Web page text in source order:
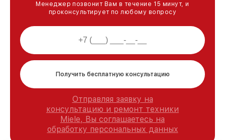
Менеджер позвонит Вам в течение 15 минут, и
проконсультирует по любому вопросу
Получить бесплатную консультацию
Отправляя заявку на
консультацию и ремонт техники
Miele, Вы соглашаетесь на
обработку персональных данных